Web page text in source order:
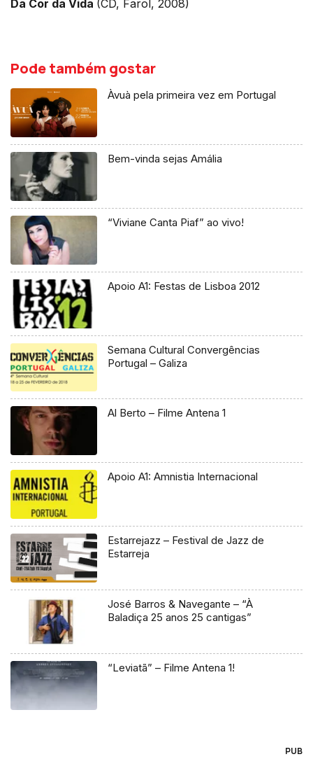
Da Cor da Vida (CD, Farol, 2008)
Pode também gostar
Àvuà pela primeira vez em Portugal
Bem-vinda sejas Amália
“Viviane Canta Piaf” ao vivo!
Apoio A1: Festas de Lisboa 2012
Semana Cultural Convergências
Portugal – Galiza
Al Berto – Filme Antena 1
Apoio A1: Amnistia Internacional
Estarrejazz – Festival de Jazz de
Estarreja
José Barros & Navegante – “À
Baladiça 25 anos 25 cantigas”
“Leviatã” – Filme Antena 1!
PUB